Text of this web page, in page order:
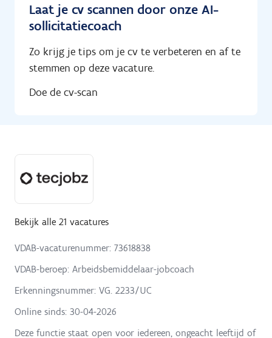
Laat je cv scannen door onze AI-
sollicitatiecoach
Zo krijg je tips om je cv te verbeteren en af te
stemmen op deze vacature.
Doe de cv-scan
Bekijk alle 21 vacatures
VDAB-vacaturenummer: 73618838
VDAB-beroep: Arbeidsbemiddelaar-jobcoach
Erkenningsnummer: VG. 2233/UC
Online sinds: 30-04-2026
Deze functie staat open voor iedereen, ongeacht leeftijd of